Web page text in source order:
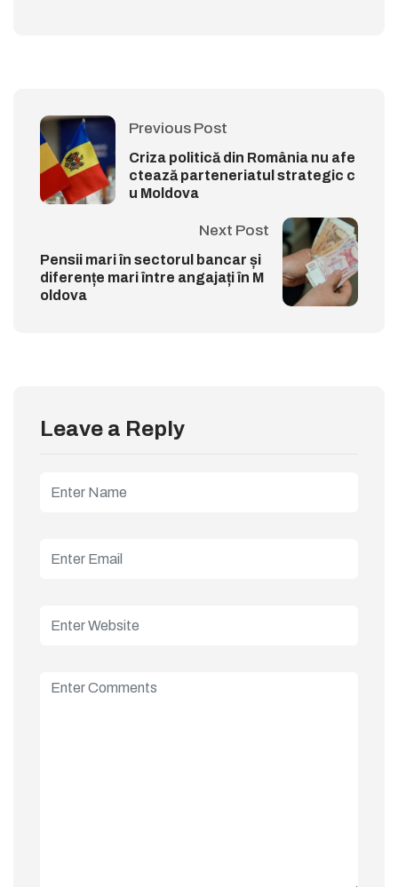
Previous Post
Criza politică din România nu afe
ctează parteneriatul strategic c
u Moldova
Next Post
Pensii mari în sectorul bancar și
diferențe mari între angajați în M
oldova
Leave a Reply